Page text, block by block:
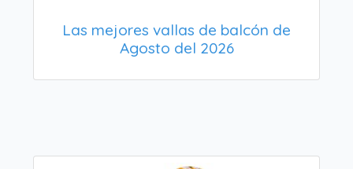
Las mejores vallas de balcón de
Agosto del 2026